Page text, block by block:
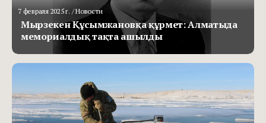
7 февраля 2025 г. / Новости
Мырзекен Құсымжановқа құрмет: Алматыда
мемориалдық тақта ашылды